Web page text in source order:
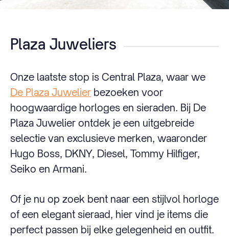
Plaza Juweliers
Onze laatste stop is Central Plaza, waar we
De Plaza Juwelier bezoeken voor
hoogwaardige horloges en sieraden. Bij De
Plaza Juwelier ontdek je een uitgebreide
selectie van exclusieve merken, waaronder
Hugo Boss, DKNY, Diesel, Tommy Hilfiger,
Seiko en Armani.
Of je nu op zoek bent naar een stijlvol horloge
of een elegant sieraad, hier vind je items die
perfect passen bij elke gelegenheid en outfit.